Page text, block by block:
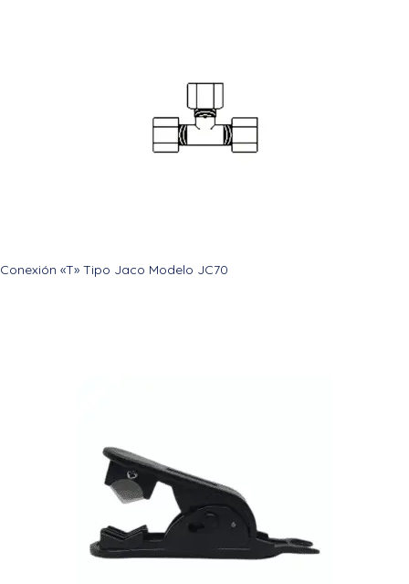
Conexión «T» Tipo Jaco Modelo JC70